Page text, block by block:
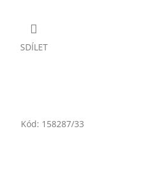
SDÍLET
Kód: 158287/33